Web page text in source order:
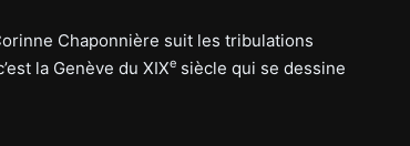
Chaponnière suit les tribulations
la Genève du XIXe siècle qui se dessine